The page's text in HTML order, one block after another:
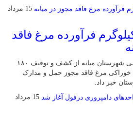
15 مرداد
۱۸۰ کیلوگرم فرآورده مرغ فاقد
میانه- فرمانده انتظامی شهرستان میانه از کشف و توقیف ۱۸۰
خوراکی مرغ فاقد مجوز حمل و مدارک
خبر داد.
15 مرداد